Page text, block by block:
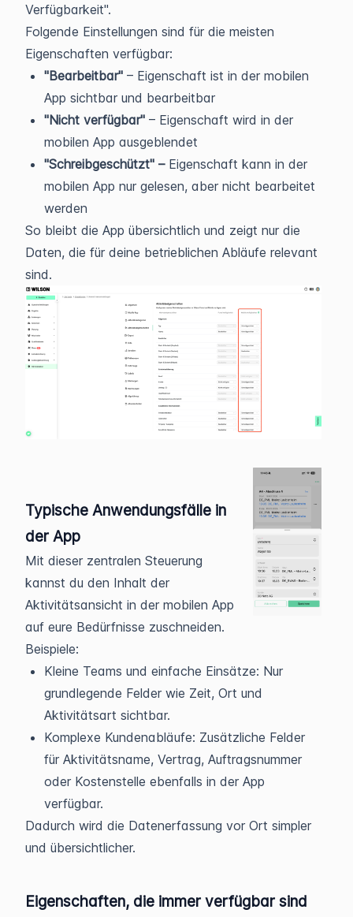
Verfügbarkeit".
Folgende Einstellungen sind für die meisten
Eigenschaften verfügbar:
"Bearbeitbar" – Eigenschaft ist in der mobilen
App sichtbar und bearbeitbar
"Nicht verfügbar" – Eigenschaft wird in der
mobilen App ausgeblendet
"Schreibgeschützt" – Eigenschaft kann in der
mobilen App nur gelesen, aber nicht bearbeitet
werden
So bleibt die App übersichtlich und zeigt nur die
Daten, die für deine betrieblichen Abläufe relevant
sind.
Typische Anwendungsfälle in
der App
Mit dieser zentralen Steuerung
kannst du den Inhalt der
Aktivitätsansicht in der mobilen App
auf eure Bedürfnisse zuschneiden.
Beispiele:
Kleine Teams und einfache Einsätze: Nur
grundlegende Felder wie Zeit, Ort und
Aktivitätsart sichtbar.
Komplexe Kundenabläufe: Zusätzliche Felder
für Aktivitätsname, Vertrag, Auftragsnummer
oder Kostenstelle ebenfalls in der App
verfügbar.
Dadurch wird die Datenerfassung vor Ort simpler
und übersichtlicher.
Eigenschaften, die immer verfügbar sind